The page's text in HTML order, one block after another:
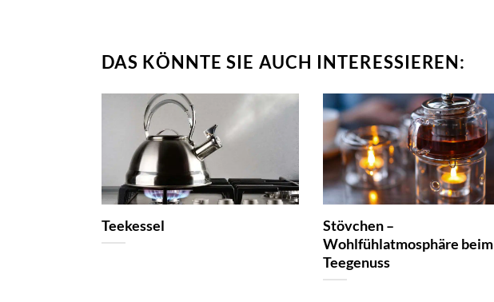
DAS KÖNNTE SIE AUCH INTERESSIEREN:
Teekessel
Stövchen –
Wohlfühlatmosphäre beim
Teegenuss